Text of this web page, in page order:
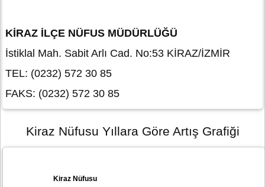
KİRAZ İLÇE NÜFUS MÜDÜRLÜĞÜ
İstiklal Mah. Sabit Arlı Cad. No:53 KİRAZ/İZMİR
TEL: (0232) 572 30 85
FAKS: (0232) 572 30 85
Kiraz Nüfusu Yıllara Göre Artış Grafiği
Kiraz Nüfusu